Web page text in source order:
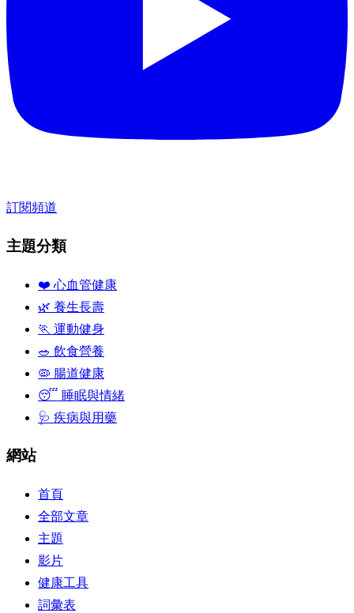
訂閱頻道
主題分類
❤️ 心血管健康
🌿 養生長壽
🏃 運動健身
🥗 飲食營養
🦠 腸道健康
😴 睡眠與情緒
🩺 疾病與用藥
網站
首頁
全部文章
主題
影片
健康工具
詞彙表